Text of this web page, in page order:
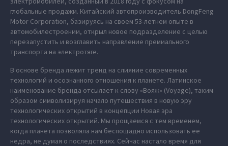
глобальные продажи. Китайский автопроизводитель DongFeng
Motor Corporation, базируясь на своем 53-летнем опыте в
автомобилестроении, открыл новое подразделение с целью
перезапустить и возглавить направление премиального
транспорта на электротяге.
В основе бренда лежит тренд на слияние современных
технологий и осознанного отношения к планете. Латинское
наименование бренда отсылает к слову «Вояж» (Voyage), таким
образом символизируя начало путешествия в новую эру
технологических открытий в концепции Новая эра
технологических открытий. Мы прощаемся с тем временем,
когда планета позволяла нам беспощадно использовать ее
недра, не думая о последствиях. Сейчас настало время для